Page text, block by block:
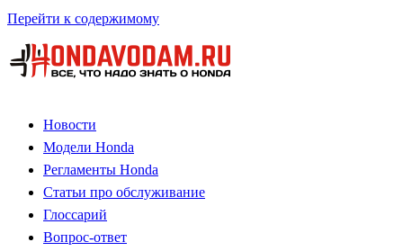
Перейти к содержимому
Новости
Модели Honda
Регламенты Honda
Статьи про обслуживание
Глоссарий
Вопрос-ответ